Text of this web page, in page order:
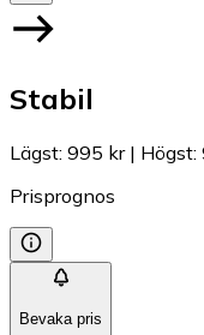
Stabil
Lägst: 995 kr| Högst:
Prisprognos
Bevaka pris